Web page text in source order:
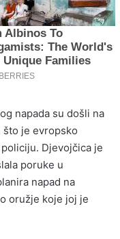
napada su došli na
što je evropsko
Djevojčica je
poruke u
napad na
oružje koje joj je